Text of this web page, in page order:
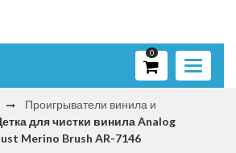
Toggle
0
Проигрыватели винила и
для чистки винила Analog
Merino Brush AR-7146